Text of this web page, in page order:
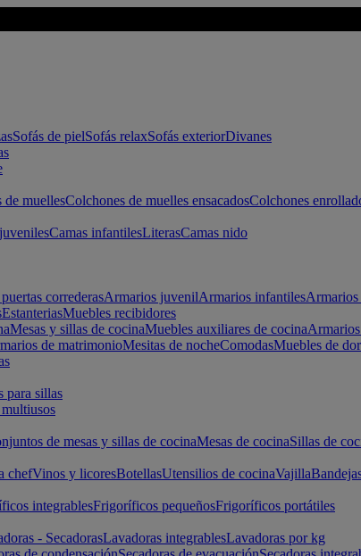
Sofás de pielSofás relaxSofás exteriorDivanes
de muellesColchones de muelles ensacadosColchones
Camas infantilesLiterasCamas nido
correderasArmarios juvenilArmarios infantilesArmarios
EstanteriasMuebles recibidores
Mesas y sillas de cocinaMuebles auxiliares de cocina
de matrimonioMesitas de nocheComodasMuebles de
para sillas
de mesas y sillas de cocinaMesas de cocinaSillas de
chefVinos y licoresBotellasUtensilios de cocinaVajilla
integrablesFrigoríficos pequeñosFrigoríficos portátiles
- SecadorasLavadoras integrablesLavadoras por kg